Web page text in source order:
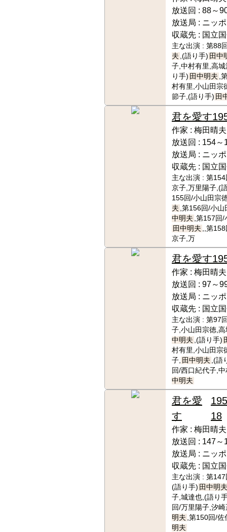
放送回 : 88～
放送局 : ニッ
収蔵先 : 国立
主な出演 : 第88
夫 ,(語り手) 田中
子,中村有里,高城
り手) 田中明夫 ,
村有里,小山田宗
節子,(語り手) 田
君を愛す
作家 : 梅田晴夫
放送回 : 154～
放送局 : ニッ
収蔵先 : 国立
主な出演 : 第154
京子,万里陽子,(
155回/小山田宗
夫 ,第156回/小
中明夫 ,第157回
田中明夫
,,第
京子,万
君を愛す
作家 : 梅田晴夫
放送回 : 97～
放送局 : ニッ
収蔵先 : 国立
主な出演 : 第97
子,小山田宗徳,
中明夫 ,(語り手)
村有里,小山田宗
子, 田中明夫 ,(語
回/西口紀代子,
中明夫
君を愛
す
18
作家 : 梅田晴夫
放送回 : 147～
放送局 : ニッ
収蔵先 : 国立
主な出演 : 第147
(語り手) 田中明夫
子,城達也,(語り
回/万里陽子,汐
明夫 ,第150回/
明夫